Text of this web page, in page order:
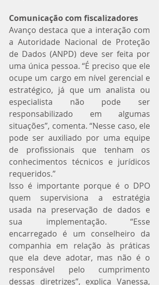
Comunicação com fiscalizadores
Avanço destaca que a interação com
a Autoridade Nacional de Proteção
de Dados (ANPD) deve ser feita por
uma única pessoa. “É preciso que ele
ocupe um cargo em nível gerencial e
estratégico, já que um analista ou
especialista não pode ser
responsabilizado em algumas
situações”, comenta. “Nesse caso, ele
pode ser auxiliado por uma equipe
de profissionais que tenham os
conhecimentos técnicos e jurídicos
requeridos.”
Isso é importante porque é o DPO
quem supervisiona a estratégia
usada na preservação de dados e
sua implementação. “Esse
encarregado é um conselheiro da
companhia em relação às práticas
que ela deve adotar, mas não é o
responsável pelo cumprimento
dessas diretrizes”, explica Vanessa,